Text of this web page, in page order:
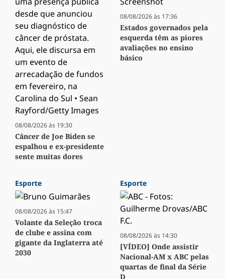
08/08/2026 às 19:30
Câncer de Joe Biden se
espalhou e ex-presidente
sente muitas dores
08/08/2026 às 17:36
Estados governados pela
esquerda têm as piores
avaliações no ensino
básico
Esporte
08/08/2026 às 15:47
Volante da Seleção troca
de clube e assina com
gigante da Inglaterra até
2030
Esporte
08/08/2026 às 14:30
[VÍDEO] Onde assistir
Nacional-AM x ABC pelas
quartas de final da Série
D